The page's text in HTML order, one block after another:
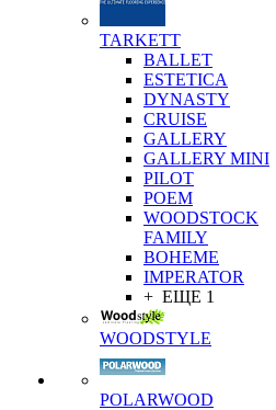
TARKETT
BALLET
ESTETICA
DYNASTY
CRUISE
GALLERY
GALLERY MINI
PILOT
POEM
WOODSTOCK
FAMILY
BOHEME
IMPERATOR
+ ЕЩЕ 1
WOODSTYLE
POLARWOOD